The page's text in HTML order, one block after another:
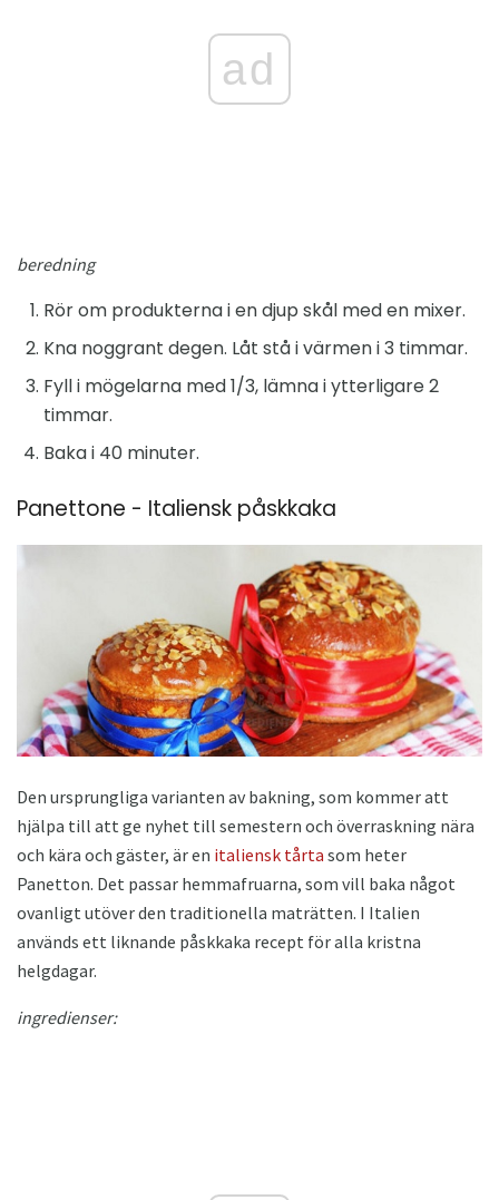
ad
beredning
Rör om produkterna i en djup skål med en mixer.
Kna noggrant degen. Låt stå i värmen i 3 timmar.
Fyll i mögelarna med 1/3, lämna i ytterligare 2
timmar.
Baka i 40 minuter.
Panettone - Italiensk påskkaka
Den ursprungliga varianten av bakning, som kommer att
hjälpa till att ge nyhet till semestern och överraskning nära
och kära och gäster, är en italiensk tårta som heter
Panetton. Det passar hemmafruarna, som vill baka något
ovanligt utöver den traditionella maträtten. I Italien
används ett liknande påskkaka recept för alla kristna
helgdagar.
ingredienser: